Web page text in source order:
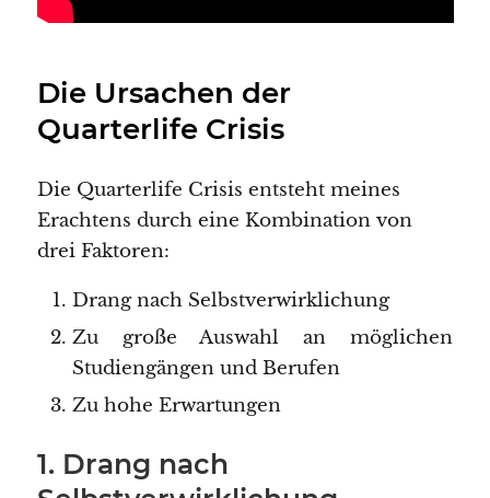
Die Ursachen der
Quarterlife Crisis
Die Quarterlife Crisis entsteht meines
Erachtens durch eine Kombination von
drei Faktoren:
Drang nach Selbstverwirklichung
Zu große Auswahl an möglichen
Studiengängen und Berufen
Zu hohe Erwartungen
1. Drang nach